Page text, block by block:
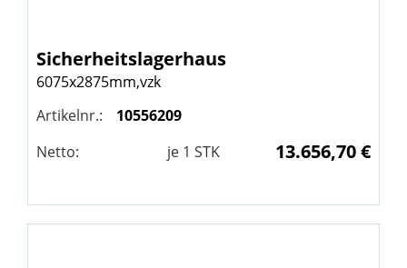
Sicherheitslagerhaus
6075x2875mm,vzk
Artikelnr.:
10556209
Netto:
je 1 STK 13.656,70 €